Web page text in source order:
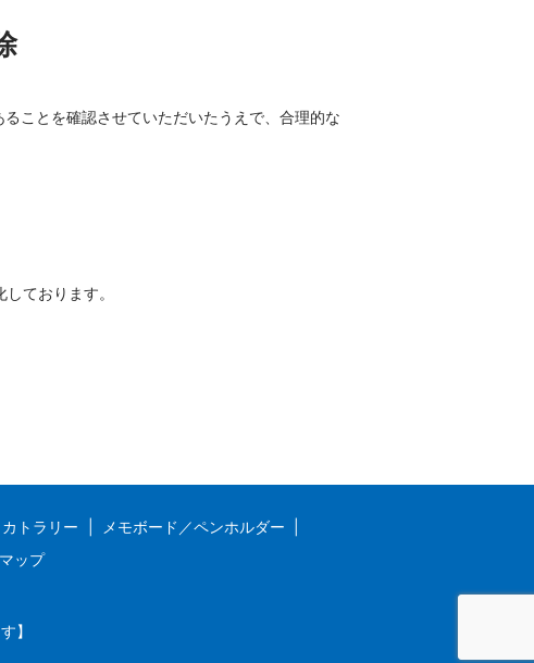
ことを確認させていただいたうえで、合理的な
ております。
カトラリー
メモボード／ペンホルダー
ップ
】